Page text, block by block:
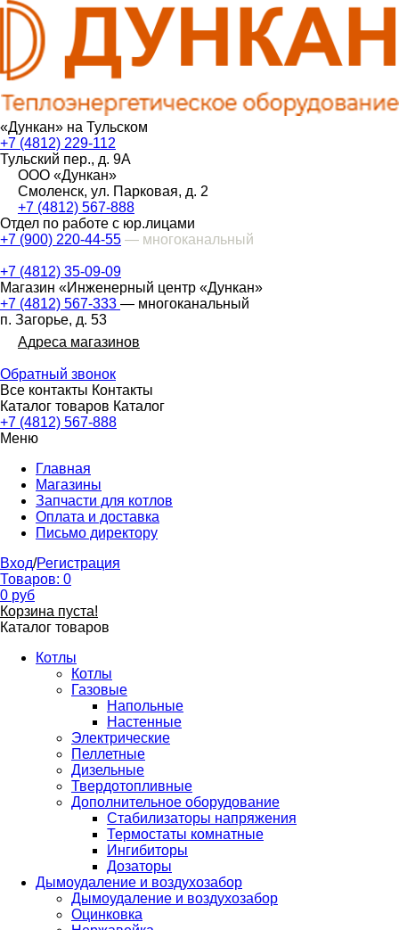
«Дункан» на Тульском
+7 (4812) 229-112
Тульский пер., д. 9А
ООО «Дункан»
Смоленск, ул. Парковая, д. 2
+7 (4812) 567-888
Отдел по работе с юр.лицами
+7 (900) 220-44-55 — многоканальный
+7 (4812) 35-09-09
Магазин «Инженерный центр «Дункан»
+7 (4812) 567-333 — многоканальный
п. Загорье, д. 53
Адреса магазинов
Обратный звонок
Все контакты Контакты
Каталог товаров Каталог
+7 (4812) 567-888
Меню
Главная
Магазины
Запчасти для котлов
Оплата и доставка
Письмо директору
Вход/Регистрация
Товаров: 0
0 руб
Корзина пуста!
Каталог товаров
Котлы
Котлы
Газовые
Напольные
Настенные
Электрические
Пеллетные
Дизельные
Твердотопливные
Дополнительное оборудование
Стабилизаторы напряжения
Термостаты комнатные
Ингибиторы
Дозаторы
Дымоудаление и воздухозабор
Дымоудаление и воздухозабор
Оцинковка